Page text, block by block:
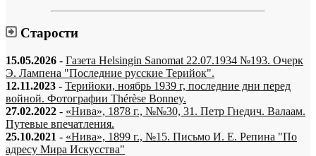
Старости
15.05.2026 - Газета Helsingin Sanomat 22.07.1934 №193. Очерк
Э. Лампена "Последние русские Терийок".
12.11.2023 - Терийоки, ноябрь 1939 г, последние дни перед
войной. Фотографии Thérèse Bonney.
27.02.2022 - «Нива», 1878 г., №№30, 31. Петр Гнедич. Валаам.
Путевые впечатления.
25.10.2021 - «Нива», 1899 г., №15. Письмо И. Е. Репина "По
адресу Мира Искусства"